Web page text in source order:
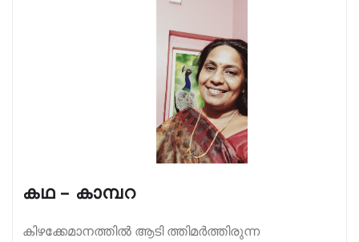
കഥ – കാമ്പറ
കിഴക്കേമാനത്തിൽ ആടി ത്തിമർത്തിരുന്ന